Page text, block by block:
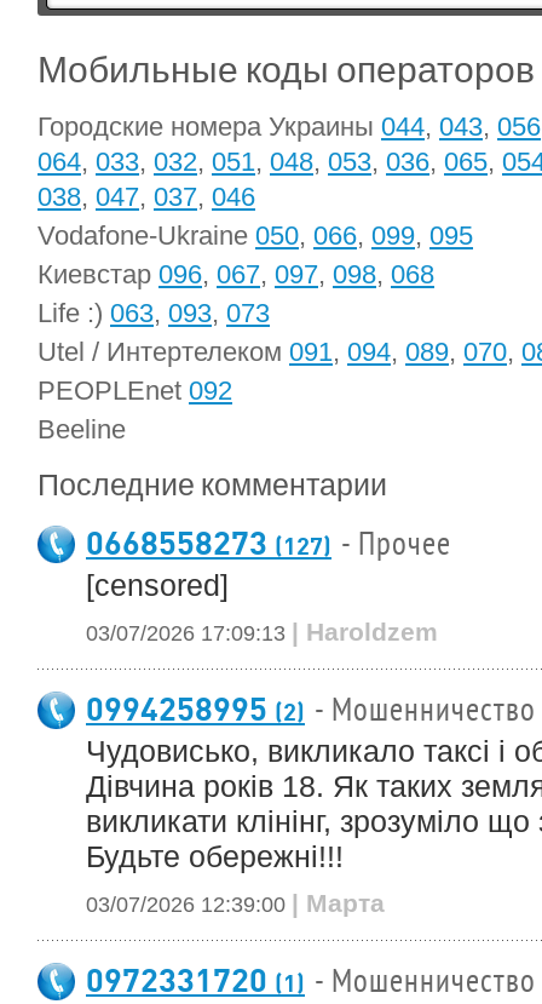
Мобильные коды операторов
Городские номера Украины 044, 043, 056
064, 033, 032, 051, 048, 053, 036, 065,
038, 047, 037, 046
Vodafone-Ukraine 050, 066, 099, 095
Киевстар 096, 067, 097, 098, 068
Life :) 063, 093, 073
Utel / Интертелеком 091, 094, 089, 070,
PEOPLEnet 092
Beeline
Последние комментарии
0668558273 (127) - Прочее
[censored]
03/07/2026 17:09:13 | Haroldzem
0994258995 (2) - Мошенничество
Чудовисько, викликало таксі і
Дівчина років 18. Як таких
викликати клінінг, зрозуміло
Будьте обережні!!!
03/07/2026 12:39:00 | Марта
0972331720 (1) - Мошенничество